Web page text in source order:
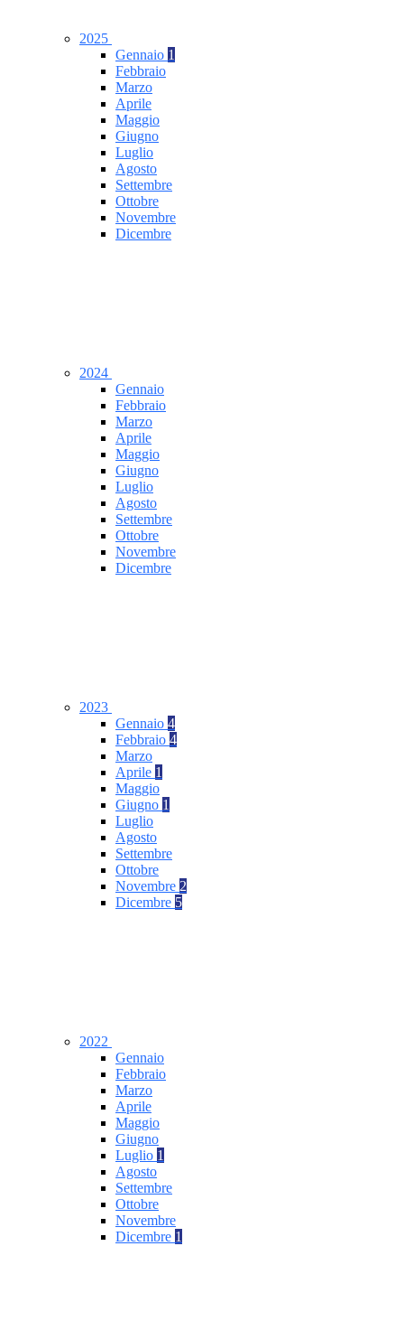
2025
Gennaio 1
Febbraio
Marzo
Aprile
Maggio
Giugno
Luglio
Agosto
Settembre
Ottobre
Novembre
Dicembre
2024
Gennaio
Febbraio
Marzo
Aprile
Maggio
Giugno
Luglio
Agosto
Settembre
Ottobre
Novembre
Dicembre
2023
Gennaio 4
Febbraio 4
Marzo
Aprile 1
Maggio
Giugno 1
Luglio
Agosto
Settembre
Ottobre
Novembre 2
Dicembre 5
2022
Gennaio
Febbraio
Marzo
Aprile
Maggio
Giugno
Luglio 1
Agosto
Settembre
Ottobre
Novembre
Dicembre 1